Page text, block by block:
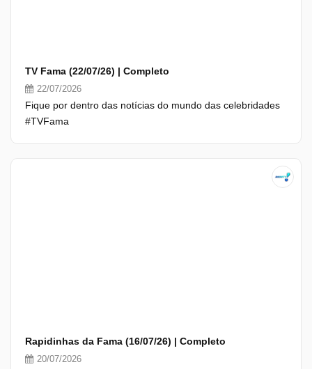
TV Fama (22/07/26) | Completo
22/07/2026
Fique por dentro das notícias do mundo das celebridades
#TVFama
Rapidinhas da Fama (16/07/26) | Completo
20/07/2026